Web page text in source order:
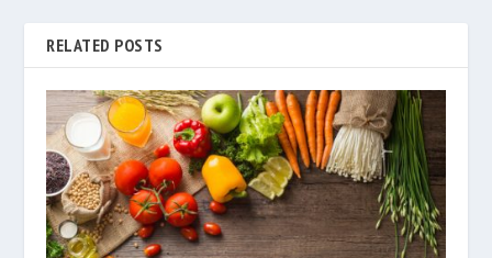
RELATED POSTS